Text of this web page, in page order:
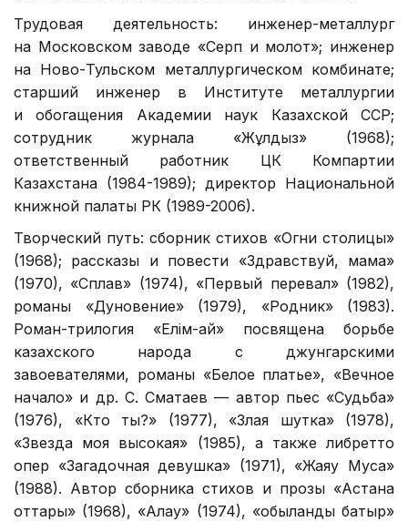
Трудовая деятельность: инженер-металлург
на Московском заводе «Серп и молот»; инженер
на Ново-Тульском металлургическом комбинате;
старший инженер в Институте металлургии
и обогащения Академии наук Казахской ССР;
сотрудник журнала «Жұлдыз» (1968);
ответственный работник ЦК Компартии
Казахстана (1984-1989); директор Национальной
книжной палаты РК (1989-2006).
Творческий путь: сборник стихов «Огни столицы»
(1968); рассказы и повести «Здравствуй, мама»
(1970), «Сплав» (1974), «Первый перевал» (1982),
романы «Дуновение» (1979), «Родник» (1983).
Роман-трилогия «Елім-ай» посвящена борьбе
казахского народа с джунгарскими
завоевателями, романы «Белое платье», «Вечное
начало» и др. С. Сматаев — автор пьес «Судьба»
(1976), «Кто ты?» (1977), «Злая шутка» (1978),
«Звезда моя высокая» (1985), а также либретто
опер «Загадочная девушка» (1971), «Жаяу Муса»
(1988). Автор сборника стихов и прозы «Астана
оттары» (1968), «Алау» (1974), «Қобыланды батыр»